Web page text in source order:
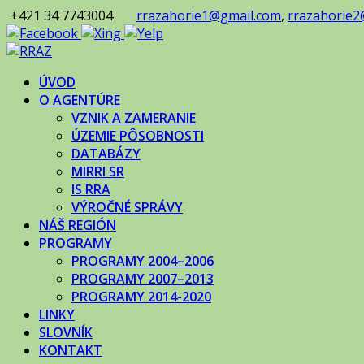
+421 34 7743004 rrazahorie1@gmail.com,
ÚVOD
O AGENTÚRE
VZNIK A ZAMERANIE
ÚZEMIE PÔSOBNOSTI
DATABÁZY
MIRRI SR
IS RRA
VÝROČNÉ SPRÁVY
NÁŠ REGIÓN
PROGRAMY
PROGRAMY 2004–2006
PROGRAMY 2007–2013
PROGRAMY 2014-2020
LINKY
SLOVNÍK
KONTAKT